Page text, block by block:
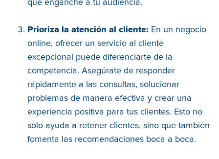
que enganche a tu audiencia.
Prioriza la atención al cliente: En un negocio
online, ofrecer un servicio al cliente
excepcional puede diferenciarte de la
competencia. Asegúrate de responder
rápidamente a las consultas, solucionar
problemas de manera efectiva y crear una
experiencia positiva para tus clientes. Esto no
solo ayuda a retener clientes, sino que también
fomenta las recomendaciones boca a boca.